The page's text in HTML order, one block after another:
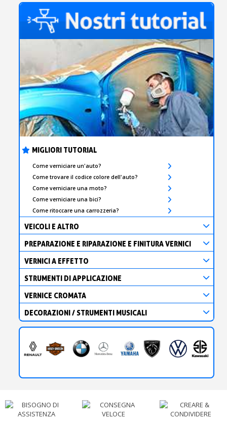
MIGLIORI TUTORIAL
Come verniciare un'auto?
Come trovare il codice colore dell'auto?
Come verniciare una moto?
Come verniciare una bici?
Come ritoccare una carrozzeria?
VEICOLI E ALTRO
PREPARAZIONE E RIPARAZIONE E FINITURA VERNICI
VERNICI A EFFETTO
STRUMENTI DI APPLICAZIONE
VERNICE CROMATA
DECORAZIONI / STRUMENTI MUSICALI